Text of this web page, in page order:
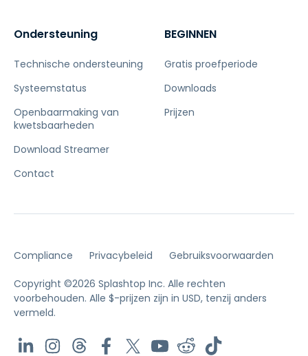
Ondersteuning
Technische ondersteuning
Systeemstatus
Openbaarmaking van
kwetsbaarheden
Download Streamer
Contact
BEGINNEN
Gratis proefperiode
Downloads
Prijzen
Compliance Privacybeleid Gebruiksvoorwaarden
Copyright ©2026 Splashtop Inc. Alle rechten
voorbehouden. Alle $-prijzen zijn in USD, tenzij anders
vermeld.